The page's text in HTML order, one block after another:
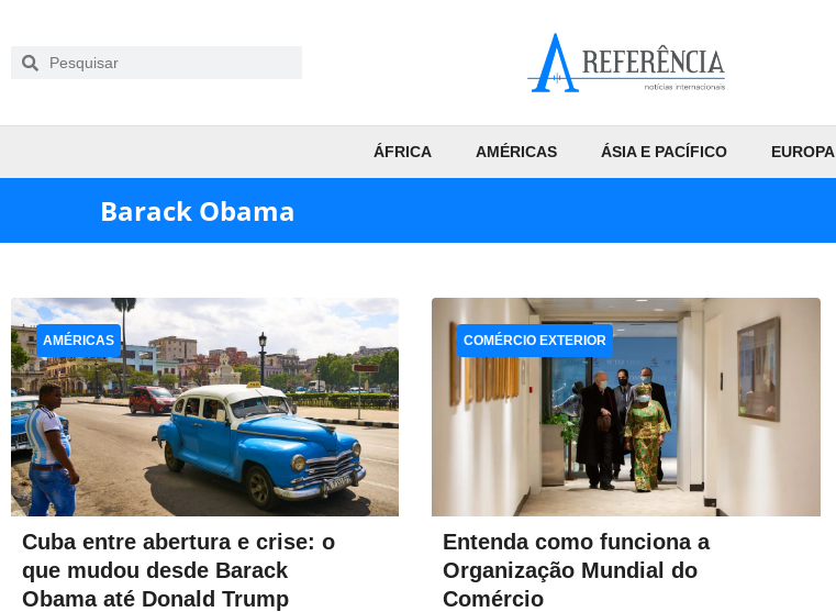
ÁFRICA AMÉRICAS ÁSIA E PACÍFICO EUROPA
Barack Obama
Cuba entre abertura e crise: o
que mudou desde Barack
Obama até Donald Trump
AMÉRICAS
Entenda como funciona a
Organização Mundial do
Comércio
COMÉRCIO EXTERIOR